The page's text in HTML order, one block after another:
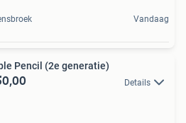
Vandaag
Pencil (2e generatie)
Details